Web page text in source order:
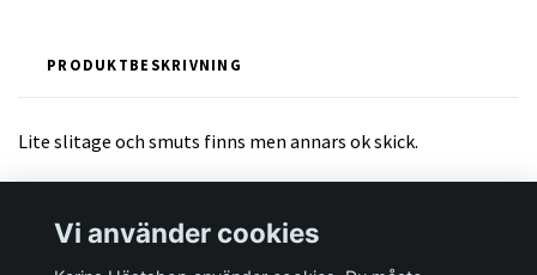
PRODUKTBESKRIVNING
Lite slitage och smuts finns men annars ok skick.
Vi använder cookies